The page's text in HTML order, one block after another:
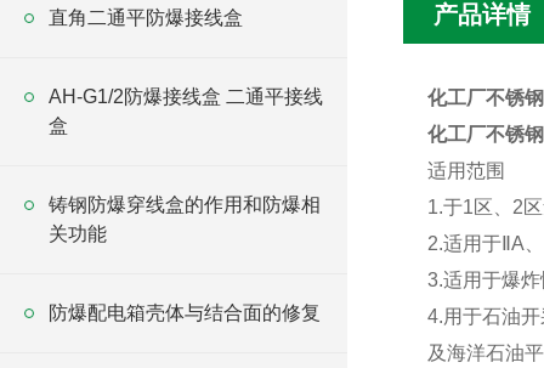
直角二通平防爆接线盒
AH-G1/2防爆接线盒 二通平接线
盒
铸钢防爆穿线盒的作用和防爆相
关功能
防爆配电箱壳体与结合面的修复
产品详情
化工厂不锈
化工厂不锈
1.于1区、2
2.适用于ⅡA
3.适用于爆
4.用于石油
及海洋石油